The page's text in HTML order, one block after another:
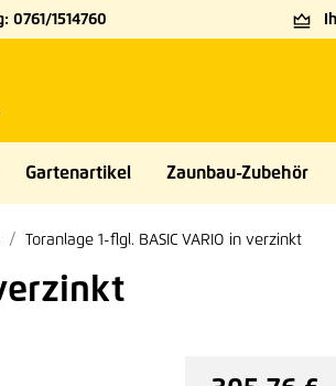
0761/1514760
Gartenartikel Zaunbau-Zubehör
Toranlage 1-flgl. BASIC VARIO in verzinkt